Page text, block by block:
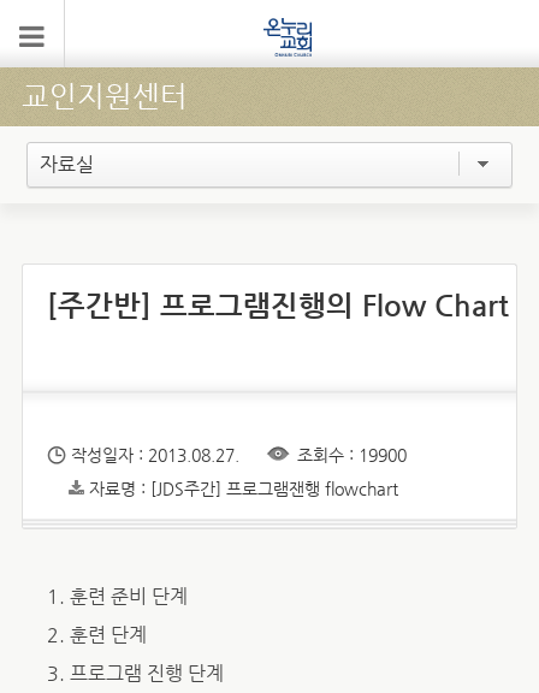
교인지원센터
자료실
[주간반] 프로그램진행의 Flow Chart
작성일자 : 2013.08.27.
조회수 : 19900
자료명 : [JDS주간] 프로그램잰행 flowchart
1. 훈련 준비 단계
2. 훈련 단계
3. 프로그램 진행 단계